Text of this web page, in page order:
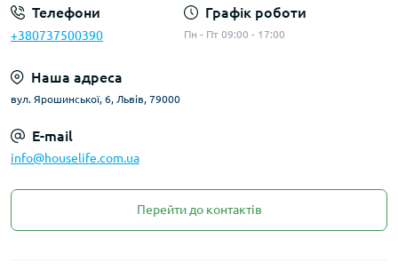
Телефони
+380737500390
Графік роботи
Пн - Пт 09:00 - 17:00
Наша адреса
вул. Ярошинської, 6, Львів, 79000
E-mail
info@houselife.com.ua
Перейти до контактів